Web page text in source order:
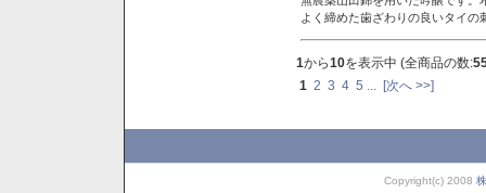
よく締めた歯ざわりの良いタイ
1から10を表示中 (全商品の数:
1 2 3 4 5 [次へ >>]
Copyright(c) 2008